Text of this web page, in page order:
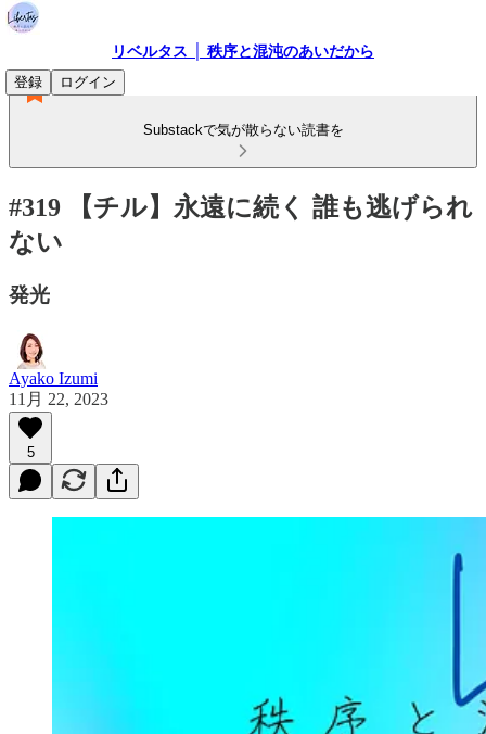
リベルタス │ 秩序と混沌のあいだから
登録
ログイン
Substackで気が散らない読書を
#319 【チル】永遠に続く 誰も逃げられ
ない
発光
Ayako Izumi
11月 22, 2023
5